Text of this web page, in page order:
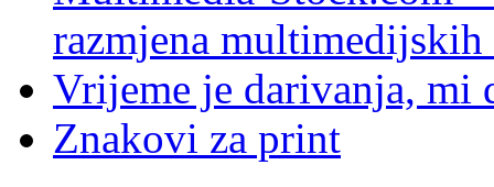
razmjena multimedijskih
Vrijeme je darivanja, mi
Znakovi za print